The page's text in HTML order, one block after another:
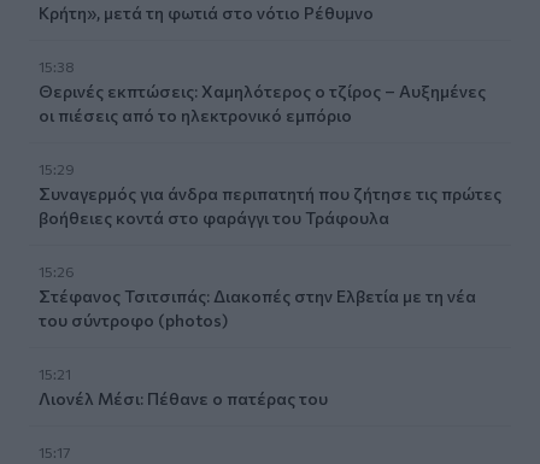
Κρήτη», μετά τη φωτιά στο νότιο Ρέθυμνο
15:38
Θερινές εκπτώσεις: Χαμηλότερος ο τζίρος – Αυξημένες
οι πιέσεις από το ηλεκτρονικό εμπόριο
15:29
Συναγερμός για άνδρα περιπατητή που ζήτησε τις πρώτες
βοήθειες κοντά στο φαράγγι του Τράφουλα
15:26
Στέφανος Τσιτσιπάς: Διακοπές στην Ελβετία με τη νέα
του σύντροφο (photos)
15:21
Λιονέλ Μέσι: Πέθανε ο πατέρας του
15:17